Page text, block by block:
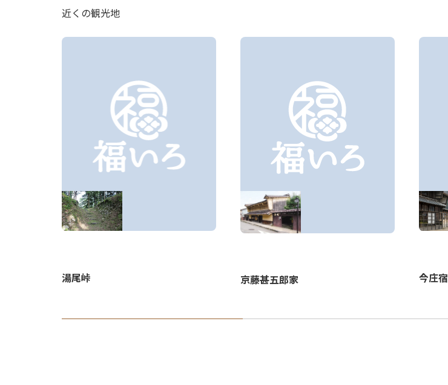
近くの観光地
湯尾峠 京藤甚五郎家 今庄宿